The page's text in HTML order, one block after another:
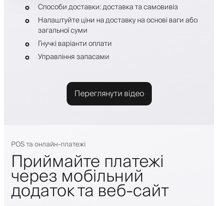
Способи доставки: доставка та самовивіз
Налаштуйте ціни на доставку на основі ваги або
загальної суми
Гнучкі варіанти оплати
Управління запасами
Переглянути відео
POS та онлайн-платежі
Приймайте платежі
через мобільний
додаток та веб-сайт